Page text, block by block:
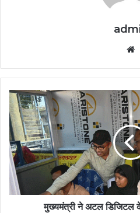
मुख्यमंत्री ने अटल डिजिटल